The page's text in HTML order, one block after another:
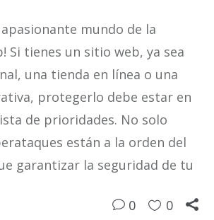
apasionante mundo de la
Si tienes un sitio web, ya sea
una tienda en línea o una
protegerlo debe estar en
de prioridades. No solo
están a la orden del
garantizar la seguridad de tu
0 0